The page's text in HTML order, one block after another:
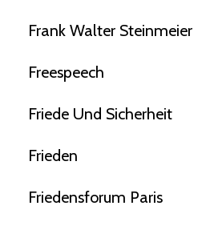
Frank Walter Steinmeier
Freespeech
Friede Und Sicherheit
Frieden
Friedensforum Paris